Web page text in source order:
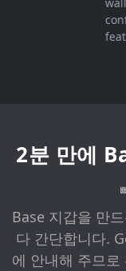
2분 만에
Base 지갑을 만
다 간단합니다.
에 안내해 주므